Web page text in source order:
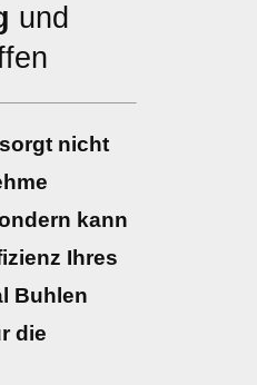
und
nicht
kann
Ihres
Buhlen
die